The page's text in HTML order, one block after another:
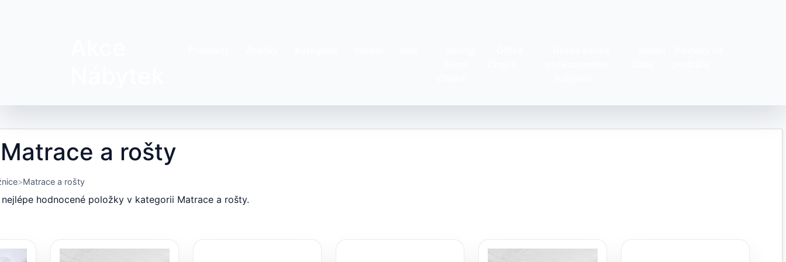
a rošty
Matrace a rošty
hodnocené položky v kategorii Matrace a rošty.